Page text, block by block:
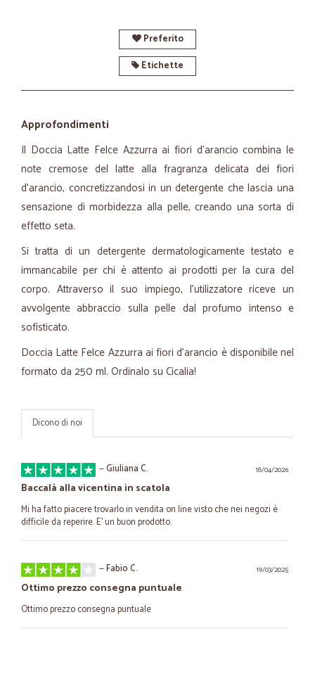
Preferito
Etichette
Approfondimenti
Il Doccia Latte Felce Azzurra ai fiori d'arancio combina le
note cremose del latte alla fragranza delicata dei fiori
d'arancio, concretizzandosi in un detergente che lascia una
sensazione di morbidezza alla pelle, creando una sorta di
effetto seta.
Si tratta di un detergente dermatologicamente testato e
immancabile per chi è attento ai prodotti per la cura del
corpo. Attraverso il suo impiego, l'utilizzatore riceve un
avvolgente abbraccio sulla pelle dal profumo intenso e
sofisticato.
Doccia Latte Felce Azzurra ai fiori d'arancio è disponibile nel
formato da 250 ml. Ordinalo su Cicalia!
Dicono di noi
18/04/2026
—Giuliana C.
Baccalà alla vicentina in scatola
Mi ha fatto piacere trovarlo in vendita on line visto che nei negozi è
difficile da reperire. E' un buon prodotto.
19/03/2025
—Fabio C.
Ottimo prezzo consegna puntuale
Ottimo prezzo consegna puntuale